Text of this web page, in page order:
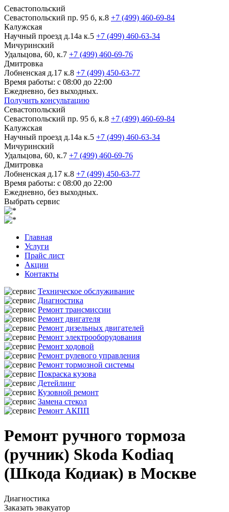
Севастопольский
Севастопольский пр. 95 б, к.8 +7 (499) 460-69-84
Калужская
Научный проезд д.14а к.5 +7 (499) 460-63-34
Мичуринский
Удальцова, 60, к.7 +7 (499) 460-69-76
Дмитровка
Лобненская д.17 к.8 +7 (499) 450-63-77
Время работы: с 08:00 до 22:00
Ежедневно, без выходных.
Получить консультацию
Севастопольский
Севастопольский пр. 95 б, к.8 +7 (499) 460-69-84
Калужская
Научный проезд д.14а к.5 +7 (499) 460-63-34
Мичуринский
Удальцова, 60, к.7 +7 (499) 460-69-76
Дмитровка
Лобненская д.17 к.8 +7 (499) 450-63-77
Время работы: с 08:00 до 22:00
Ежедневно, без выходных.
Выбрать сервис
Главная
Услуги
Прайс лист
Акции
Контакты
Техническое обслуживание
Диагностика
Ремонт трансмиссии
Ремонт двигателя
Ремонт дизельных двигателей
Ремонт электрооборудования
Ремонт ходовой
Ремонт рулевого управления
Ремонт тормозной системы
Покраска кузова
Детейлинг
Кузовной ремонт
Замена стекол
Ремонт АКПП
Ремонт ручного тормоза
(ручник) Skoda Kodiaq
(Шкода Кодиак) в Москве
Диагностика
Заказать эвакуатор